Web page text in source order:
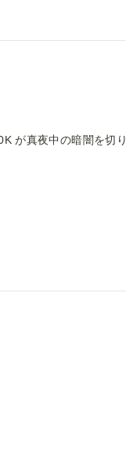
が真夜中の暗闇を切り